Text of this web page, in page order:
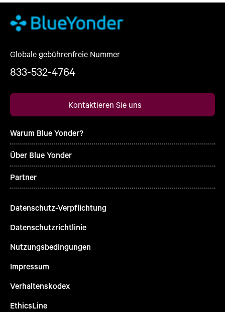
Globale gebührenfreie Nummer
833-532-4764
Kontaktieren Sie uns
Warum Blue Yonder?
Über Blue Yonder
Partner
Datenschutz-Verpflichtung
Datenschutzrichtlinie
Nutzungsbedingungen
Impressum
Verhaltenskodex
EthicsLine